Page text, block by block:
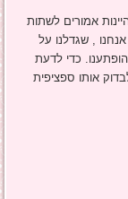
הראשונה שלנו היתה כשחיים ציין ש"95% מהיינות אמורים לשתות
, שגדלנו על
הופתענו. כדי לדעת
אותו ספציפית